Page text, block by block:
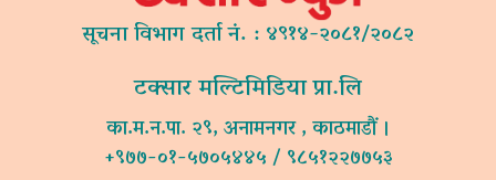
सूचना विभाग दर्ता नं. : ४९१४-२०८१/२०८२
टक्सार मल्टिमिडिया प्रा.लि
का.म.न.पा. २९, अनामनगर , काठमाडौं ।
+९७७-०१-५७०५४४५ / ९८५१२२७७५३